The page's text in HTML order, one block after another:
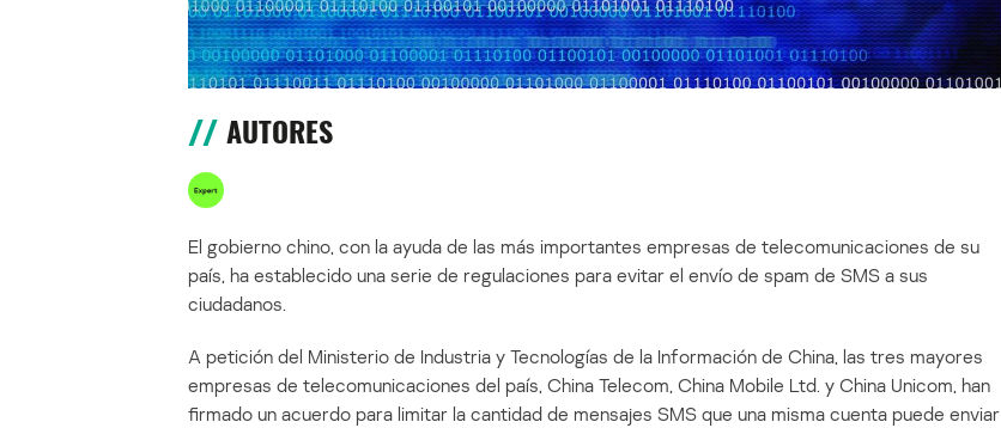
AUTORES
El gobierno chino, con la ayuda de las más importantes empresas de telecomunicaciones de su
país, ha establecido una serie de regulaciones para evitar el envío de spam de SMS a sus
ciudadanos.
A petición del Ministerio de Industria y Tecnologías de la Información de China, las tres mayores
empresas de telecomunicaciones del país, China Telecom, China Mobile Ltd. y China Unicom, han
firmado un acuerdo para limitar la cantidad de mensajes SMS que una misma cuenta puede enviar